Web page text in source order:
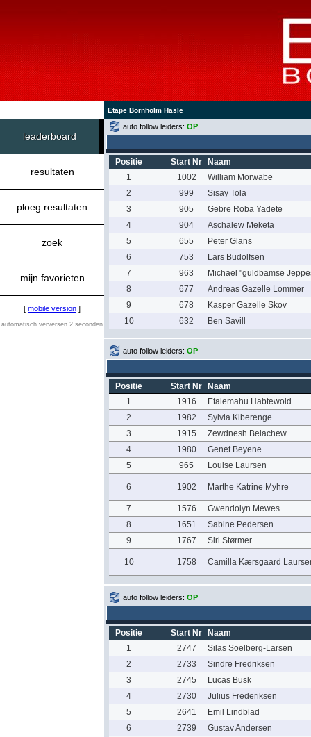
Etape Bornholm Hasle
leaderboard
resultaten
ploeg resultaten
zoek
mijn favorieten
[ mobile version ]
automatisch verversen 2 seconden
auto follow leiders: OP
Positie Start Nr
Naam
1
1002
William Morwabe
2
999
Sisay Tola
3
905
Gebre Roba Yadete
4
904
Aschalew Meketa
5
655
Peter Glans
6
753
Lars Budolfsen
7
963
Michael "guldbamse
8
677
Andreas Gazelle Lommer
9
678
Kasper Gazelle Skov
10
632 Ben Savill
auto follow leiders: OP
Positie Start Nr
Naam
1
1916
Etalemahu Habtewold
2
1982
Sylvia Kiberenge
3
1915
Zewdnesh Belachew
4
1980
Genet Beyene
5
965 Louise Laursen
6 1902 Marthe Katrine Myhre
7 1576
Gwendolyn Mewes
8
1651
Sabine Pedersen
9
1767 Siri Størmer
10 1758 Camilla Kærsgaard
auto follow leiders: OP
Positie Start Nr
Naam
1
2747
Silas Soelberg-Larsen
2
2733
Sindre Fredriksen
3
2745
Lucas Busk
4
2730
Julius Frederiksen
5
2641
Emil Lindblad
6
2739 Gustav Andersen